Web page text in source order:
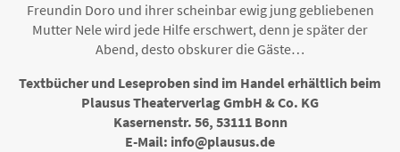
Freundin Doro und ihrer scheinbar ewig jung gebliebenen
Mutter Nele wird jede Hilfe erschwert, denn je später der
Abend, desto obskurer die Gäste…
Textbücher und Leseproben sind im Handel erhältlich beim
Plausus Theaterverlag GmbH & Co. KG
Kasernenstr. 56, 53111 Bonn
E-Mail: info@plausus.de